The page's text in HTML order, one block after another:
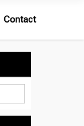
Contact